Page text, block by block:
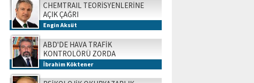
CHEMTRAIL TEORİSYENLERİNE
AÇIK ÇAĞRI
Engin Aksüt
ABD'DE HAVA TRAFİK
KONTROLÖRÜ ZORDA
İbrahim Köktener